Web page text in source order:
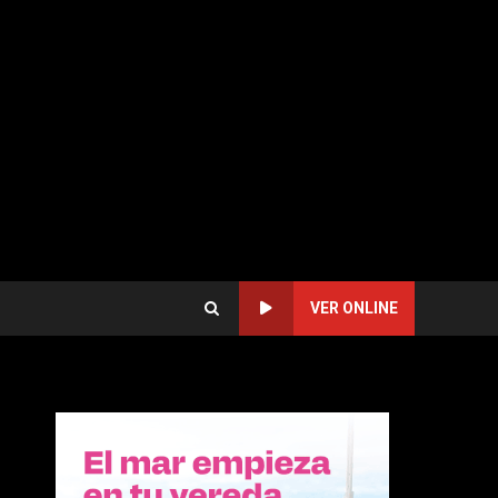
VER ONLINE